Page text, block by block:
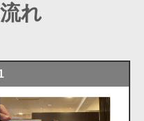
れ